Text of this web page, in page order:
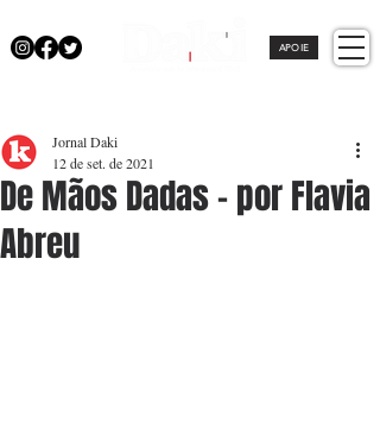
APOIE
De Mãos Dadas - por Flavia
Abreu
Jornal Daki
12 de set. de 2021